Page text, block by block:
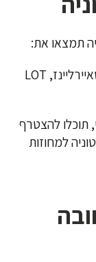
תמצאו את:
Myexair, לופטהאנזה, איירבאלטיק, טורקישאיירליינז, LOT
תוכלו להצטרף
למחוזות